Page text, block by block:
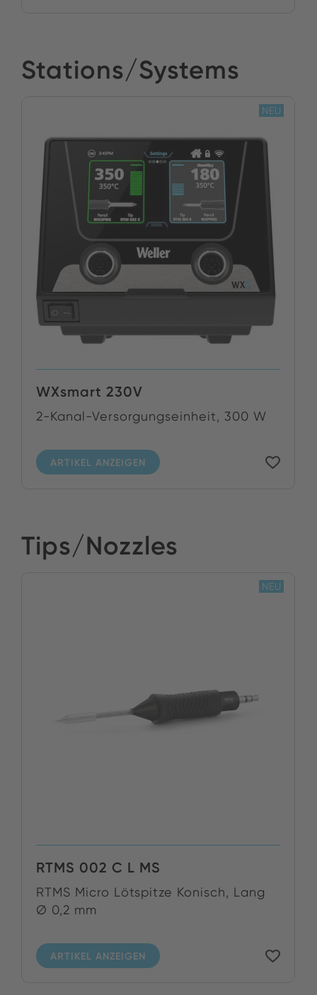
Stations/Systems
WXsmart 230V
2-Kanal-Versorgungseinheit, 300 W
ARTIKEL ANZEIGEN
NEU
Tips/Nozzles
RTMS 002 C L MS
RTMS Micro Lötspitze Konisch, Lang
Ø 0,2 mm
ARTIKEL ANZEIGEN
NEU